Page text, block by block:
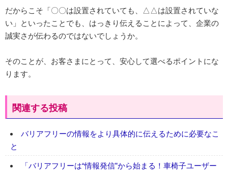
だからこそ「〇〇は設置されていても、△△は設置されていな
い」といったことでも、はっきり伝えることによって、企業の
誠実さが伝わるのではないでしょうか。
そのことが、お客さまにとって、安心して選べるポイントにな
ります。
関連する投稿
バリアフリーの情報をより具体的に伝えるために必要なこ
と
「バリアフリーは“情報発信”から始まる！車椅子ユーザー